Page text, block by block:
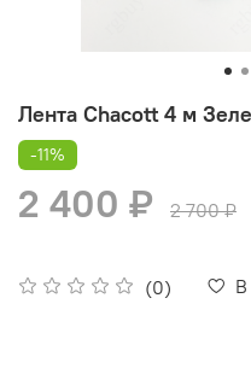
Лента Chacott 4 м
(0) В
-11%
2 400 ₽ 2 700 ₽